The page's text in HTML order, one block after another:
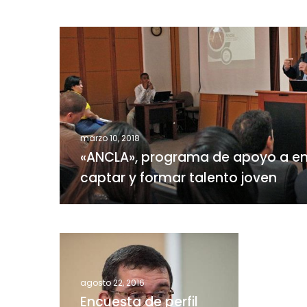
«ANCLA»,
programa
de
apoyo
a
empresas
para
captar
y
formar
talento
marzo 10, 2018
«ANCLA», programa de apoyo a
captar y formar talento joven
migratorio
agosto 22, 2016
Encuesta de perfil